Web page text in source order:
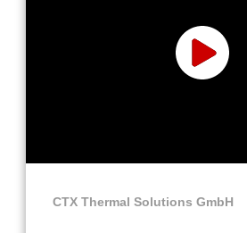
CTX Thermal Solutions GmbH